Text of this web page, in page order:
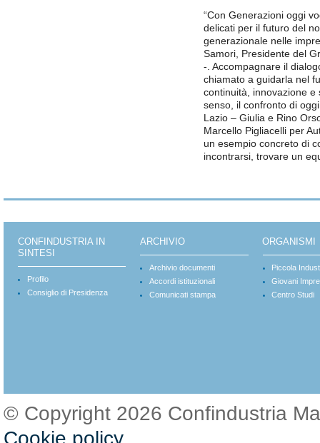
“Con Generazioni oggi
delicati per il futuro del
generazionale nelle
Samori, Presidente del
-. Accompagnare il
chiamato a guidarla nel
continuità, innovazione
senso, il confronto di
Lazio – Giulia e Rino
Marcello Pigliacelli per
un esempio concreto di
incontrarsi, trovare un
CONFINDUSTRIA IN
SINTESI
Profilo
Consiglio di Presidenza
ARCHIVIO
Archivio documenti
Accordi istituzionali
Comunicati stampa
ORGANISMI
Piccola
Giovani
Centro Studi
© Copyright 2026 Confindustria